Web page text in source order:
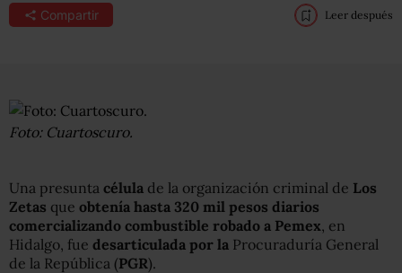
Compartir Leer después
Foto: Cuartoscuro.
Una presunta célula de la organización criminal de Los
Zetas que obtenía hasta 320 mil pesos diarios
comercializando combustible robado a Pemex, en
Hidalgo, fue desarticulada por la Procuraduría General
de la República (PGR).